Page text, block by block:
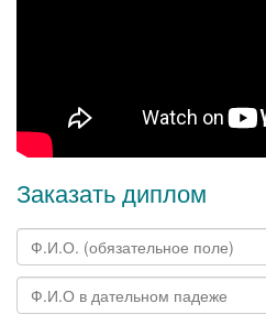
Заказать диплом